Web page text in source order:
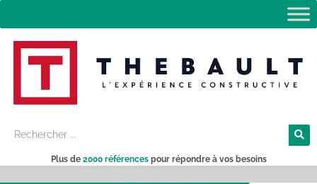
Plus de 2000 référencespour répondre à vos besoins